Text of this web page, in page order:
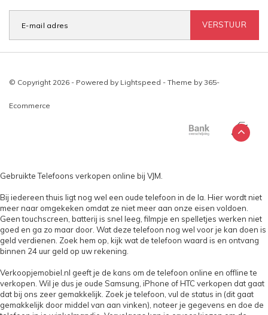
VERSTUUR
© Copyright 2026 - Powered by Lightspeed - Theme by 365-
Ecommerce
Gebruikte Telefoons verkopen online bij VJM.
Bij iedereen thuis ligt nog wel een oude telefoon in de la. Hier wordt niet
meer naar omgekeken omdat ze niet meer aan onze eisen voldoen.
Geen touchscreen, batterij is snel leeg, filmpje en spelletjes werken niet
goed en ga zo maar door. Wat deze telefoon nog wel voor je kan doen is
geld verdienen. Zoek hem op, kijk wat de telefoon waard is en ontvang
binnen 24 uur geld op uw rekening.
Verkoopjemobiel.nl geeft je de kans om de telefoon online en offline te
verkopen. Wil je dus je oude Samsung, iPhone of HTC verkopen dat gaat
dat bij ons zeer gemakkelijk. Zoek je telefoon, vul de status in (dit gaat
gemakkelijk door middel van aan vinken), noteer je gegevens en doe de